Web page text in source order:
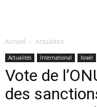
Accueil Actualités
Actualités International Israël
Vote de
des